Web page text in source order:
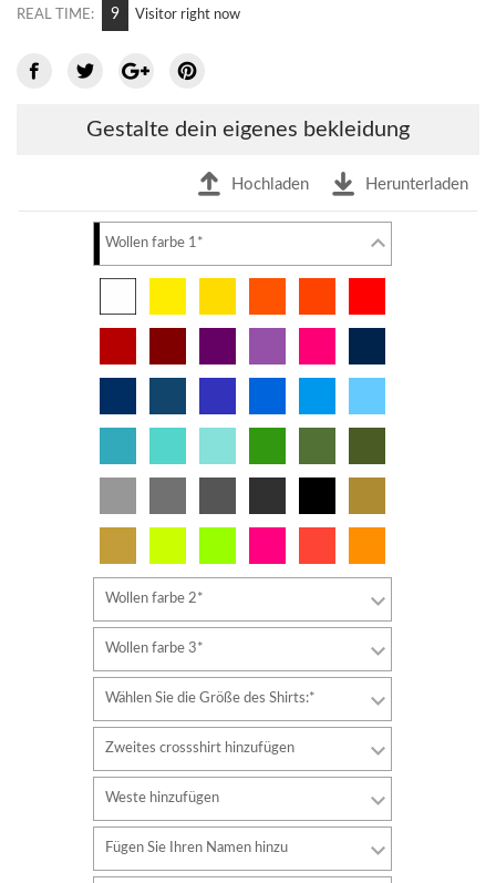
REAL TIME: 7 Visitor right now
Gestalte dein eigenes bekleidung
Hochladen Herunterladen
Wollen farbe 1*
Wollen farbe 2*
Wollen farbe 3*
Wählen Sie die Größe des Shirts:*
Zweites crossshirt hinzufügen
Weste hinzufügen
Fügen Sie Ihren Namen hinzu